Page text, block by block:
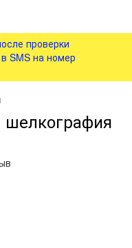
проверки
SMS на номер